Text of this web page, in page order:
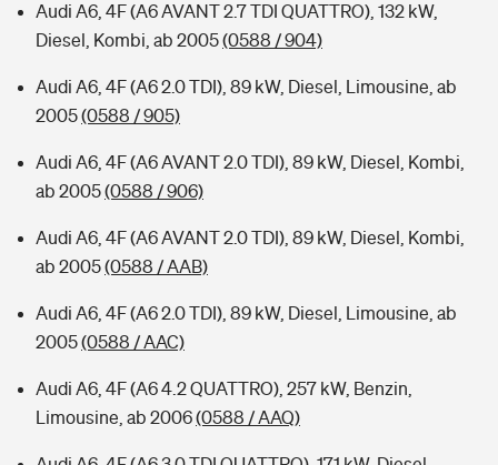
Audi A6, 4F (A6 AVANT 2.7 TDI QUATTRO), 132 kW,
Diesel, Kombi, ab 2005(0588 / 904)
Audi A6, 4F (A6 2.0 TDI), 89 kW, Diesel, Limousine, ab
2005(0588 / 905)
Audi A6, 4F (A6 AVANT 2.0 TDI), 89 kW, Diesel, Kombi,
ab 2005(0588 / 906)
Audi A6, 4F (A6 AVANT 2.0 TDI), 89 kW, Diesel, Kombi,
ab 2005(0588 / AAB)
Audi A6, 4F (A6 2.0 TDI), 89 kW, Diesel, Limousine, ab
2005(0588 / AAC)
Audi A6, 4F (A6 4.2 QUATTRO), 257 kW, Benzin,
Limousine, ab 2006(0588 / AAQ)